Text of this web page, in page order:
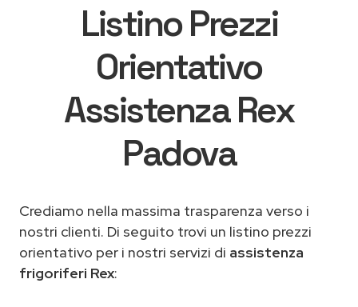
Listino Prezzi
Orientativo
Assistenza Rex
Padova
Crediamo nella massima trasparenza verso i
nostri clienti. Di seguito trovi un listino prezzi
orientativo per i nostri servizi di assistenza
frigoriferi Rex: